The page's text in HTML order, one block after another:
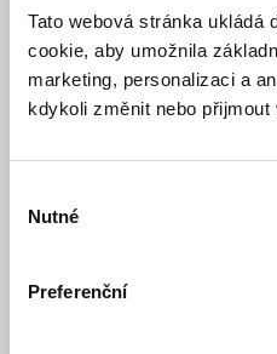
Tato webová stránka ukládá
cookie, aby umožnila
marketing, personalizaci a
kdykoli změnit nebo
souhlasu
Nutné
Preferenční
nádraží).
První spoj vedený po
ze Zruče-Sence v 18:16.
Linka č. 33 bude
Klatovskou do Americké, na
v ulici Otýlie Beníškové);
Republiky“ a „Muzeum“
budou odbavovat cestující
„Rondel“ (zastávka ve